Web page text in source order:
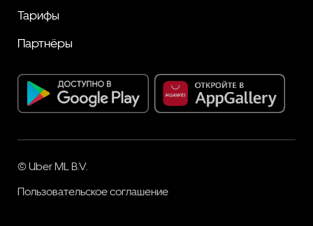
Тарифы
Партнёры
© Uber ML B.V.
Пользовательское соглашение